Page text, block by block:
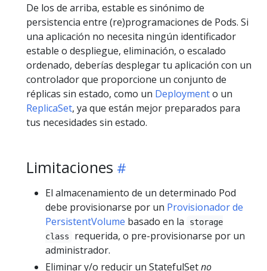
De los de arriba, estable es sinónimo de
persistencia entre (re)programaciones de Pods. Si
una aplicación no necesita ningún identificador
estable o despliegue, eliminación, o escalado
ordenado, deberías desplegar tu aplicación con un
controlador que proporcione un conjunto de
réplicas sin estado, como un Deploymento un
ReplicaSet, ya que están mejor preparados para
tus necesidades sin estado.
Limitaciones
El almacenamiento de un determinado Pod
debe provisionarse por un Provisionador de
PersistentVolume basado en la
storage
class
requerida, o pre-provisionarse por un
administrador.
Eliminar y/o reducir un StatefulSetno